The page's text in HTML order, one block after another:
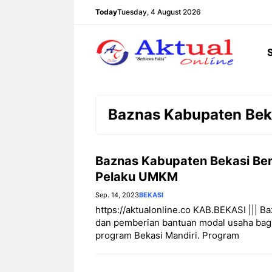
TodayTuesday, 4 August 2026
Baznas Kabupaten
Baznas Kabupaten Bekasi
Pelaku UMKM
Sep. 14, 2023BEKASI
https://aktualonline.co KAB.BEKASI |||
dan pemberian bantuan modal usaha
program Bekasi Mandiri. Program